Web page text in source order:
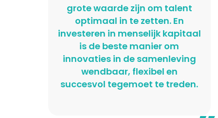
grote waarde zijn om talent
optimaal in te zetten. En
investeren in menselijk kapitaal
is de beste manier om
innovaties in de samenleving
wendbaar, flexibel en
succesvol tegemoet te treden.